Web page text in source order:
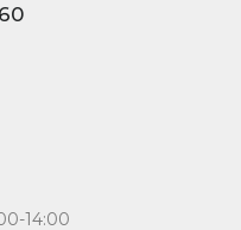
14:00